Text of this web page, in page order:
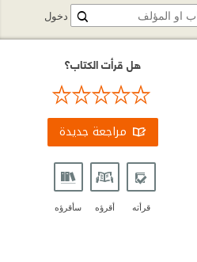
هل قرأت الكتاب؟
مراجعة جديدة
قرأته أقرؤه سأقرؤه
دخول